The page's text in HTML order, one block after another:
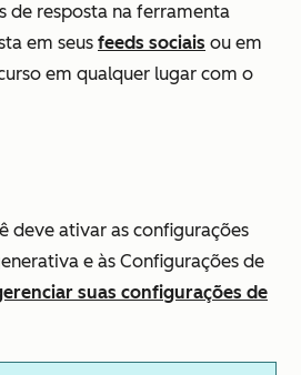
de resposta na ferramenta
em seus feeds sociais ou em
em qualquer lugar com o
deve ativar as configurações
e às Configurações de
suas configurações de